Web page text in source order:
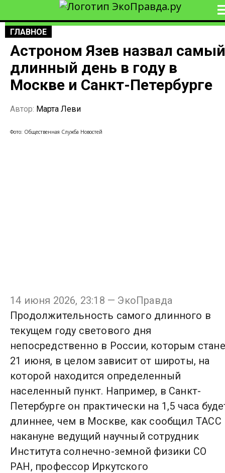
ГЛАВНОЕ
Астроном Язев назвал самый
длинный день в году в
Москве и Санкт-Петербурге
Автор: Марта Леви
Фото: Общественная Служба Новостей
14 июня 2026, 23:18 — ЭкоПравда
Продолжительность самого длинного в
текущем году светового дня
непосредственно в России, которым
21 июня, в целом зависит от широты, на
которой находится определенный
населенный пункт. Например, в Санкт-
Петербурге он практически на 1,5 часа
длиннее, чем в Москве, как сообщил ТАСС
накануне ведущий научный сотрудник
Института солнечно-земной физики СО
РАН, профессор Иркутского